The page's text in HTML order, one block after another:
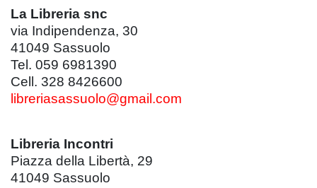
La Libreria snc
via Indipendenza, 30
41049 Sassuolo
Tel. 059 6981390
Cell. 328 8426600
libreriasassuolo@gmail.com
Libreria Incontri
Piazza della Libertà, 29
41049 Sassuolo